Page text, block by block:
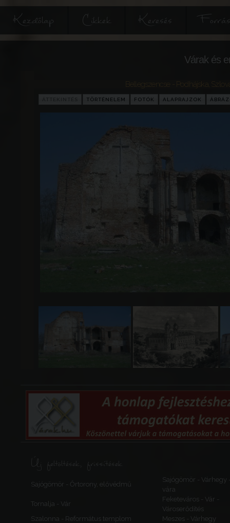
Kezdőlap Cikkek Keresés
Várak és
Bellegszencse - Podhájska
TÖRTÉNELEM FOTÓK ALAPRAJZOK
Új feltöltések, frissítések
Sajógömör - Őrtorony, elővédmű
Sajógömör - Várhegy
vára
Tornalja - Vár
Feketeváros - Vár -
Városerődítés
Szalonna - Református templom
Meszes - Várhegy